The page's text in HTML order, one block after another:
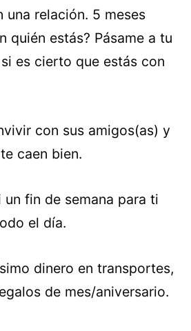
una relación. 5 meses
quién estás? Pásame a tu
es cierto que estás con
con sus amigos(as) y
caen bien.
un fin de semana para ti
el día.
dinero en transportes,
de mes/aniversario.